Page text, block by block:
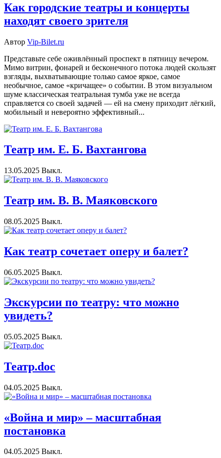
Как городские театры и концерты
находят своего зрителя
Автор Vip-Bilet.ru
Представьте себе оживлённый проспект в пятницу вечером.
Мимо витрин, фонарей и бесконечного потока людей скользят
взгляды, выхватывающие только самое яркое, самое
необычное, самое «кричащее» о событии. В этом визуальном
шуме классическая театральная тумба уже не всегда
справляется со своей задачей — ей на смену приходит лёгкий,
мобильный и невероятно эффективный...
Театр им. Е. Б. Вахтангова
13.05.2025 Выкл.
Театр им. В. В. Маяковского
08.05.2025 Выкл.
Как театр сочетает оперу и балет?
06.05.2025 Выкл.
Экскурсии по театру: что можно
увидеть?
05.05.2025 Выкл.
Театр.doc
04.05.2025 Выкл.
«Война и мир» – масштабная
постановка
04.05.2025 Выкл.